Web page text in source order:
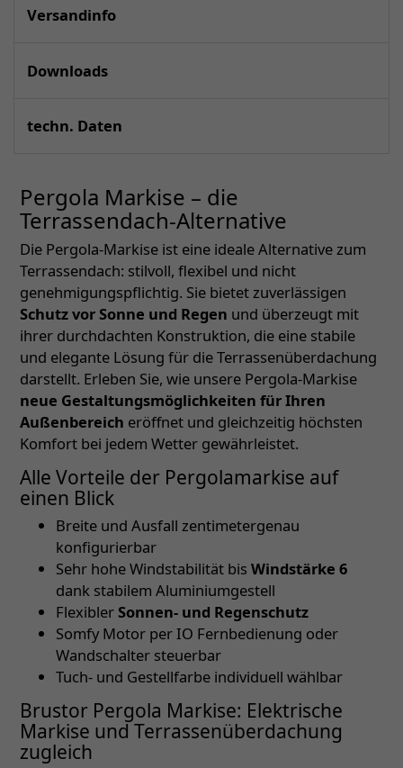
Versandinfo
Downloads
techn. Daten
Pergola Markise – die
Terrassendach-Alternative
Die Pergola-Markise ist eine ideale Alternative zum
Terrassendach: stilvoll, flexibel und nicht
genehmigungspflichtig. Sie bietet zuverlässigen
Schutz vor Sonne und Regen und überzeugt mit
ihrer durchdachten Konstruktion, die eine stabile
und elegante Lösung für die Terrassenüberdachung
darstellt. Erleben Sie, wie unsere Pergola-Markise
neue Gestaltungsmöglichkeiten für Ihren
Außenbereich eröffnet und gleichzeitig höchsten
Komfort bei jedem Wetter gewährleistet.
Alle Vorteile der Pergolamarkise auf
einen Blick
Breite und Ausfall zentimetergenau
konfigurierbar
Sehr hohe Windstabilität bis Windstärke 6
dank stabilem Aluminiumgestell
FlexiblerSonnen- und Regenschutz
Somfy Motor per IO Fernbedienung oder
Wandschalter steuerbar
Tuch- und Gestellfarbe individuell wählbar
Brustor Pergola Markise: Elektrische
Markise und Terrassenüberdachung
zugleich